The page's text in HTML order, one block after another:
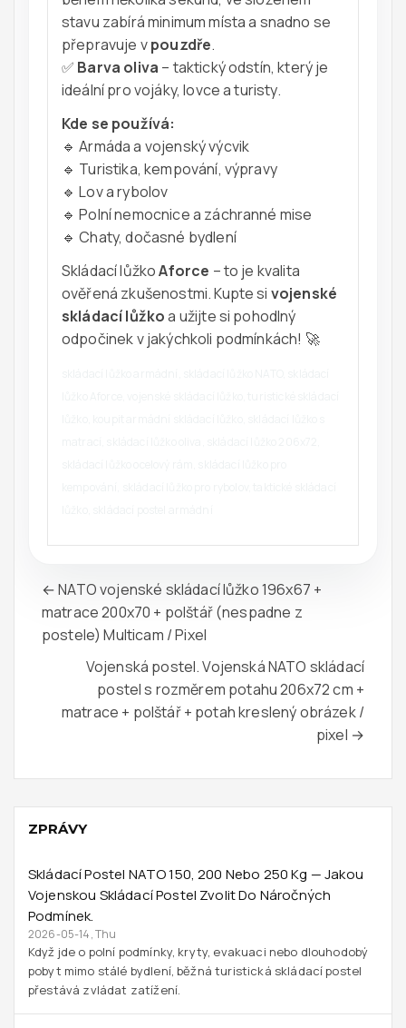
stavu zabírá minimum místa a snadno se
přepravuje vpouzdře.
✅ Barva oliva – taktický odstín, který je
ideální pro vojáky, lovce a turisty.
Kde se používá:
🔹 Armáda a vojenský výcvik
🔹 Turistika, kempování, výpravy
🔹 Lov a rybolov
🔹 Polní nemocnice a záchranné mise
🔹 Chaty, dočasné bydlení
Skládací lůžkoAforce – to je kvalita
ověřená zkušenostmi. Kupte si vojenské
skládací lůžkoa užijte si pohodlný
odpočinek v jakýchkoli podmínkách! 🚀
← NATO vojenské skládací lůžko 196x67 +
matrace 200x70 + polštář (nespadne z
postele) Multicam / Pixel
Vojenská postel. Vojenská NATO skládací
postel s rozměrem potahu 206x72 cm +
matrace + polštář + potah kreslený obrázek /
pixel →
ZPRÁVY
Skládací Postel NATO 150, 200 Nebo 250 Kg — Jakou
Vojenskou Skládací Postel Zvolit Do Náročných
Podmínek.
2026-05-14, Thu
Když jde o polní podmínky, kryty, evakuaci nebo dlouhodobý
pobyt mimo stálé bydlení, běžná turistická skládací postel
přestává zvládat zatížení.